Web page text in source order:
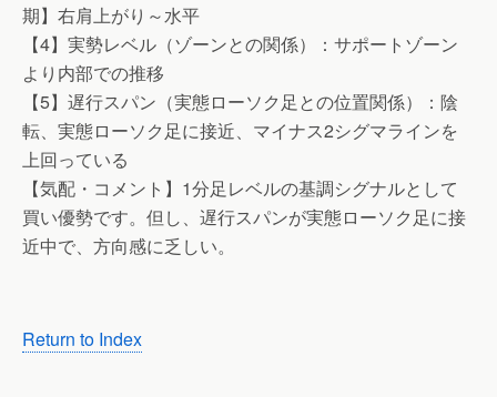
期】右肩上がり～水平
【4】実勢レベル（ゾーンとの関係）：サポートゾーン
より内部での推移
【5】遅行スパン（実態ローソク足との位置関係）：陰
転、実態ローソク足に接近、マイナス2シグマラインを
上回っている
【気配・コメント】1分足レベルの基調シグナルとして
買い優勢です。但し、遅行スパンが実態ローソク足に接
近中で、方向感に乏しい。
Return to Index